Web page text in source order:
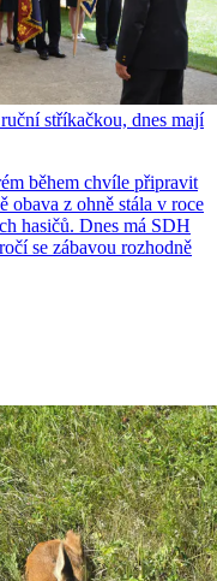
stříkačkou, dnes mají
během chvíle připravit
obava z ohně stála v roce
hasičů. Dnes má SDH
se zábavou rozhodně